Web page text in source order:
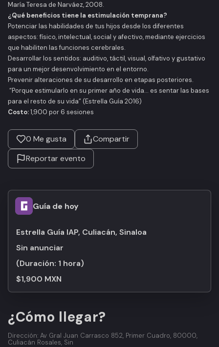
María Teresa de Narváez, 2008.
¿Qué beneficios tiene la estimulación temprana?
Potenciar las habilidades de tus hijos desde los diferentes
aspectos: físico, intelectual, social y afectivo, mediante ejercicios
que habiliten las funciones cerebrales.
Desarrollar los sentidos: auditivo, táctil, visual, olfativo y gustativo
para un mejor desenvolvimiento en el entorno.
Prevenir alteraciones de su desarrollo en etapas posteriores.
“Porque estimularlo en su primer año de vida… es sentar las bases
para el resto de su vida” (Estrella Guía 2016)
Costo:1,900 por 6 sesiones
0 Me gusta
Compartir
Reportar evento
Guía de hoy
Estrella Guía IAP, Culiacán, Sinaloa
Sin anunciar
(Duración: 1 hora)
$1,900 MXN
¿Cómo llegar?
Dirección: Av Gral Juan Carrasco 852, Primer Cuadro, 80000,
Culiacán Rosales, Sin